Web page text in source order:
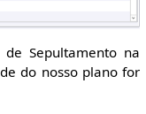
Sepultamento na
do nosso plano for